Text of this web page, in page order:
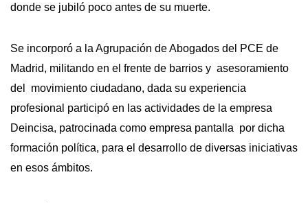
donde se jubiló poco antes de su muerte.
Se incorporó a la Agrupación de Abogados del PCE de
Madrid, militando en el frente de barrios y asesoramiento
del movimiento ciudadano, dada su experiencia
profesional participó en las actividades de la empresa
Deincisa, patrocinada como empresa pantalla por dicha
formación política, para el desarrollo de diversas iniciativas
en esos ámbitos.